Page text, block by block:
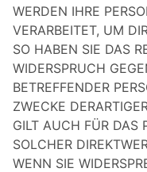
WERDEN IHRE
VERARBEITET, UM
SO HABEN SIE DAS
WIDERSPRUCH
BETREFFENDER
ZWECKE
GILT AUCH FÜR DAS
SOLCHER
WENN SIE